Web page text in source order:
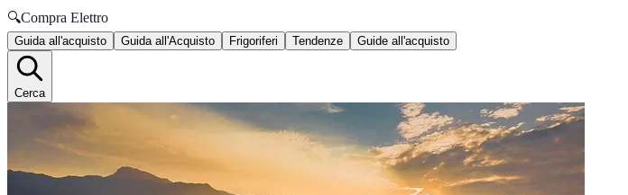
🔍Compra Elettro
Guida all'acquisto Guida all'Acquisto Frigoriferi Tendenze Guide all'acquisto
Cerca